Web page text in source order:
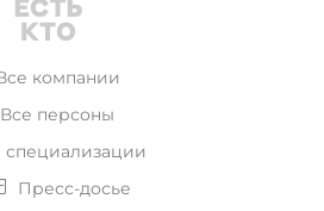
компании
Все персоны
специализации
Пресс-досье